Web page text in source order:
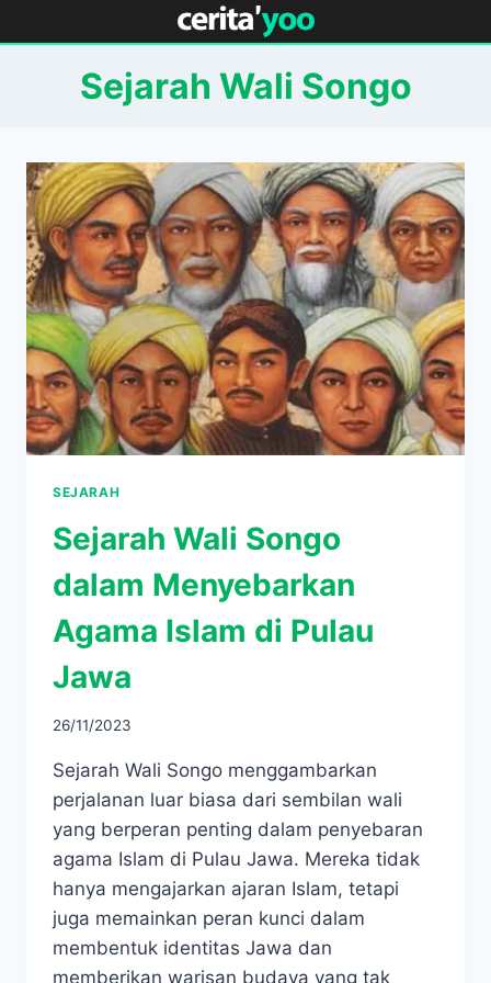
to
Sejarah Wali Songo
SEJARAH
Sejarah Wali Songo
dalam Menyebarkan
Agama Islam di Pulau
Jawa
26/11/2023
Sejarah Wali Songo menggambarkan
perjalanan luar biasa dari sembilan wali
yang berperan penting dalam penyebaran
agama Islam di Pulau Jawa. Mereka tidak
hanya mengajarkan ajaran Islam, tetapi
juga memainkan peran kunci dalam
membentuk identitas Jawa dan
memberikan warisan budaya yang tak